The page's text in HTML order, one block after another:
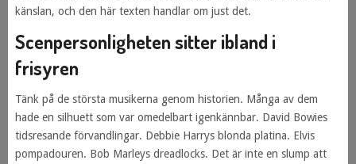
känslan, och den här texten handlar om just det.
Scenpersonligheten sitter ibland i
frisyren
Tänk på de största musikerna genom historien. Många av dem
hade en silhuett som var omedelbart igenkännbar. David Bowies
tidsresande förvandlingar. Debbie Harrys blonda platina. Elvis
pompadouren. Bob Marleys dreadlocks. Det är inte en slump att